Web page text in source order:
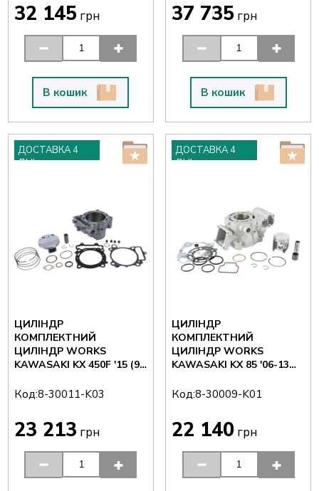
32 145 грн
В кошик
37 735 грн
В кошик
ДОСТАВКА 4
ДНІ
ЦИЛІНДР
КОМПЛЕКТНИЙ
ЦИЛІНДР WORKS
KAWASAKI KX 450F '15 (96
Код:8-30011-K03
23 213 грн
ДОСТАВКА 4
ДНІ
ЦИЛІНДР
КОМПЛЕКТНИЙ
ЦИЛІНДР WORKS
KAWASAKI KX 85 '06-13
Код:8-30009-K01
22 140 грн